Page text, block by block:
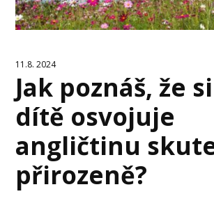
11.8. 2024
Jak poznáš, že
dítě osvojuje
angličtinu
přirozeně?